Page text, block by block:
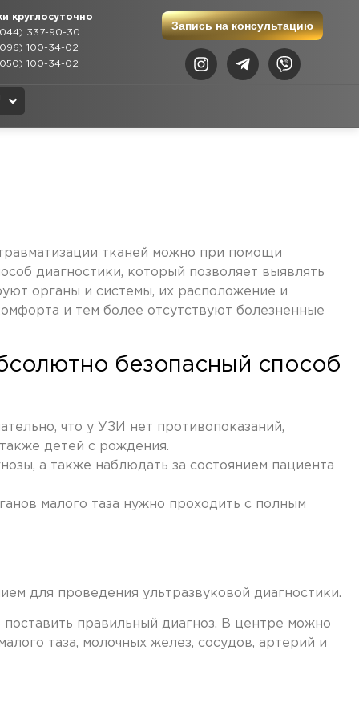
круглосуточно
337-90-30
100-34-02
100-34-02
Запись на консультацию
тканей можно при помощи
диагностики, который позволяет выявлять
органы и системы, их расположение и
и тем более отсутствуют болезненные
безопасный способ
что у УЗИ нет противопоказаний,
детей с рождения.
а также наблюдать за состоянием пациента
малого таза нужно проходить с полным
для проведения ультразвуковой диагностики.
правильный диагноз. В центре можно
таза, молочных желез, сосудов, артерий и